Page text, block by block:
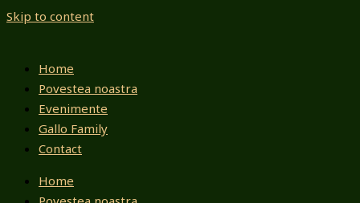
Skip to content
Home
Povestea noastra
Evenimente
Gallo Family
Contact
Home